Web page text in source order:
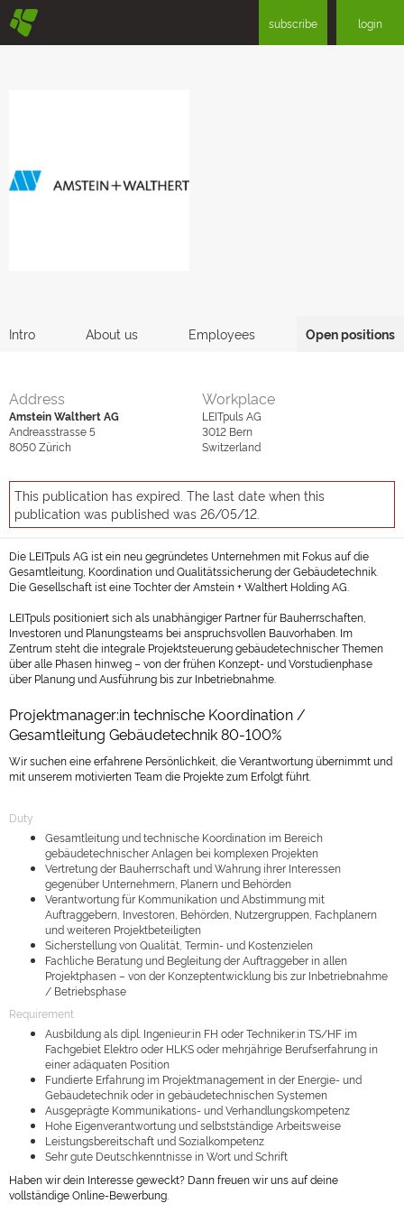
§ subscribe login
Intro About us Employees Open positions
Address
Amstein Walthert AG
Andreasstrasse 5
8050Zürich
Workplace
LEITpuls AG
3012 Bern
Switzerland
This publication has expired. The last date when this
publication was published was 26/05/12.
Die LEITpuls AG ist ein neu gegründetes Unternehmen mit Fokus auf die
Gesamtleitung, Koordination und Qualitätssicherung der Gebäudetechnik.
Die Gesellschaft ist eine Tochter der Amstein + Walthert Holding AG.
LEITpuls positioniert sich als unabhängiger Partner für Bauherrschaften,
Investoren und Planungsteams bei anspruchsvollen Bauvorhaben. Im
Zentrum steht die integrale Projektsteuerung gebäudetechnischer Themen
über alle Phasen hinweg – von der frühen Konzept- und Vorstudienphase
über Planung und Ausführung bis zur Inbetriebnahme.
Projektmanager:in technische Koordination /
Gesamtleitung Gebäudetechnik 80-100%
Wir suchen eine erfahrene Persönlichkeit, die Verantwortung übernimmt und
mit unserem motivierten Team die Projekte zum Erfolgt führt.
Duty
Gesamtleitung und technische Koordination im Bereich
gebäudetechnischer Anlagen bei komplexen Projekten
Vertretung der Bauherrschaft und Wahrung ihrer Interessen
gegenüber Unternehmern, Planern und Behörden
Verantwortung für Kommunikation und Abstimmung mit
Auftraggebern, Investoren, Behörden, Nutzergruppen, Fachplanern
und weiteren Projektbeteiligten
Sicherstellung von Qualität, Termin- und Kostenzielen
Fachliche Beratung und Begleitung der Auftraggeber in allen
Projektphasen – von der Konzeptentwicklung bis zur Inbetriebnahme
/ Betriebsphase
Requirement
Ausbildung als dipl. Ingenieur:in FH oder Techniker:in TS/HF im
Fachgebiet Elektro oder HLKS oder mehrjährige Berufserfahrung in
einer adäquaten Position
Fundierte Erfahrung im Projektmanagement in der Energie- und
Gebäudetechnik oder in gebäudetechnischen Systemen
Ausgeprägte Kommunikations- und Verhandlungskompetenz
Hohe Eigenverantwortung und selbstständige Arbeitsweise
Leistungsbereitschaft und Sozialkompetenz
Sehr gute Deutschkenntnisse in Wort und Schrift
Haben wir dein Interesse geweckt? Dann freuen wir uns auf deine
vollständige Online-Bewerbung.